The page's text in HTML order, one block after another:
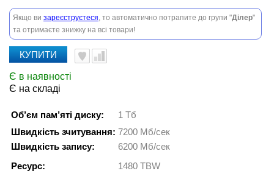
Якщо ви зареєструєтеся, то автоматично потрапите до групи "Ділер"
та отримаєте знижку на всі товари!
КУПИТИ
Є в наявності
Є на складі
Об’єм пам’яті диску:
1 Тб
Швидкість зчитування: 7200 Мб/сек
Швидкість запису:
6200 Мб/сек
Ресурс:
1480 TBW